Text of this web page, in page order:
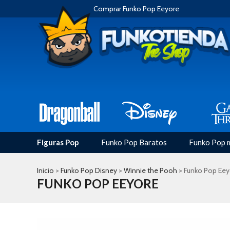
Comprar Funko Pop Eeyore
Figuras Pop Funko Pop Baratos Funko Pop
Inicio > Funko Pop Disney > Winnie the Pooh > Funko Pop
FUNKO POP EEYORE